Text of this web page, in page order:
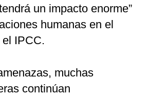
un impacto enorme”
humanas en el
IPCC.
muchas
continúan